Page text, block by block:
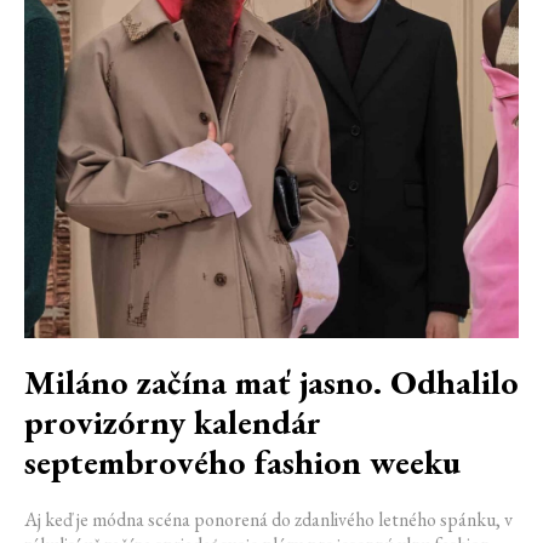
Miláno začína mať jasno. Odhalilo
provizórny kalendár
septembrového fashion weeku
Aj keď je módna scéna ponorená do zdanlivého letného spánku, v